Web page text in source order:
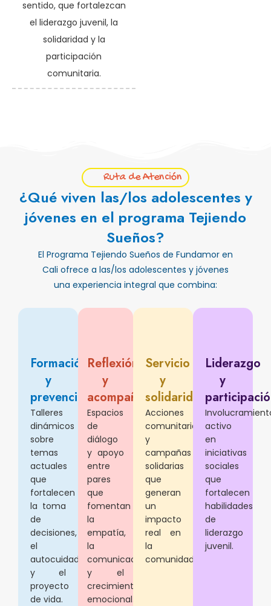
sentido, que fortalezcan
el liderazgo juvenil, la
solidaridad y la
participación
comunitaria.
Ruta de Atención
¿Qué viven las/los adolescentes y
jóvenes en el programa Tejiendo
Sueños?
El Programa Tejiendo Sueños de Fundamor en
Cali ofrece a las/los adolescentes y jóvenes
una experiencia integral que combina:
Formación
y
prevención
Talleres
dinámicos
sobre
temas
actuales
que
fortalecen
la toma
de
decisiones,
el
autocuidado
y el
proyecto
de vida.
Reflexión
y
acompañamiento
Espacios
de
diálogo
y apoyo
entre
pares
que
fomentan
la
empatía,
la
comunicación
y el
crecimiento
emocional.
Servicio
y
solidaridad
Acciones
comunitarias
y
campañas
solidarias
que
generan
un
impacto
real en
la
comunidad.
Liderazgo
y
activo
en
iniciativas
sociales
que
fortalecen
habilidades
de
liderazgo
juvenil.